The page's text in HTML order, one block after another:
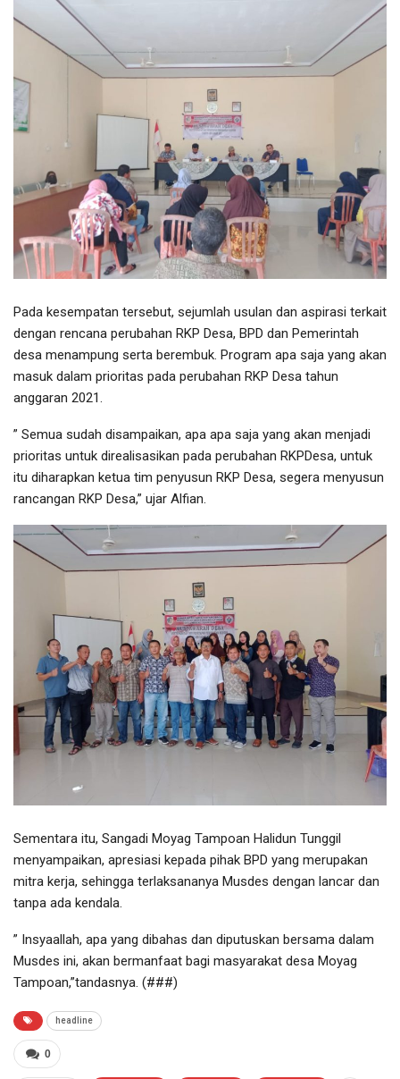
Pada kesempatan tersebut, sejumlah usulan dan aspirasi terkait
dengan rencana perubahan RKP Desa, BPD dan Pemerintah
desa menampung serta berembuk. Program apa saja yang akan
masuk dalam prioritas pada perubahan RKP Desa tahun
anggaran 2021.
” Semua sudah disampaikan, apa apa saja yang akan menjadi
prioritas untuk direalisasikan pada perubahan RKPDesa, untuk
itu diharapkan ketua tim penyusun RKP Desa, segera menyusun
rancangan RKP Desa,” ujar Alfian.
Sementara itu, Sangadi Moyag Tampoan Halidun Tunggil
menyampaikan, apresiasi kepada pihak BPD yang merupakan
mitra kerja, sehingga terlaksananya Musdes dengan lancar dan
tanpa ada kendala.
” Insyaallah, apa yang dibahas dan diputuskan bersama dalam
Musdes ini, akan bermanfaat bagi masyarakat desa Moyag
Tampoan,”tandasnya. (###)
headline
0